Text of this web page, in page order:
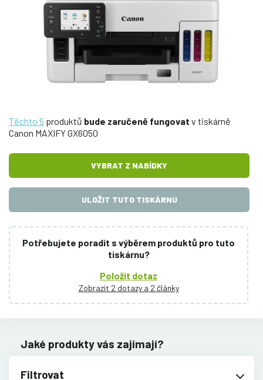
Těchto 5 produktů bude zaručeně fungovat v tiskárně
Canon MAXIFY GX6050
VYBRAT Z NABÍDKY
ULOŽIT TUTO TISKÁRNU
Potřebujete poradit s výběrem produktů pro tuto
tiskárnu?
Položit dotaz
Zobrazit 2 dotazy a 2 články
Jaké produkty vás zajímají?
Filtrovat